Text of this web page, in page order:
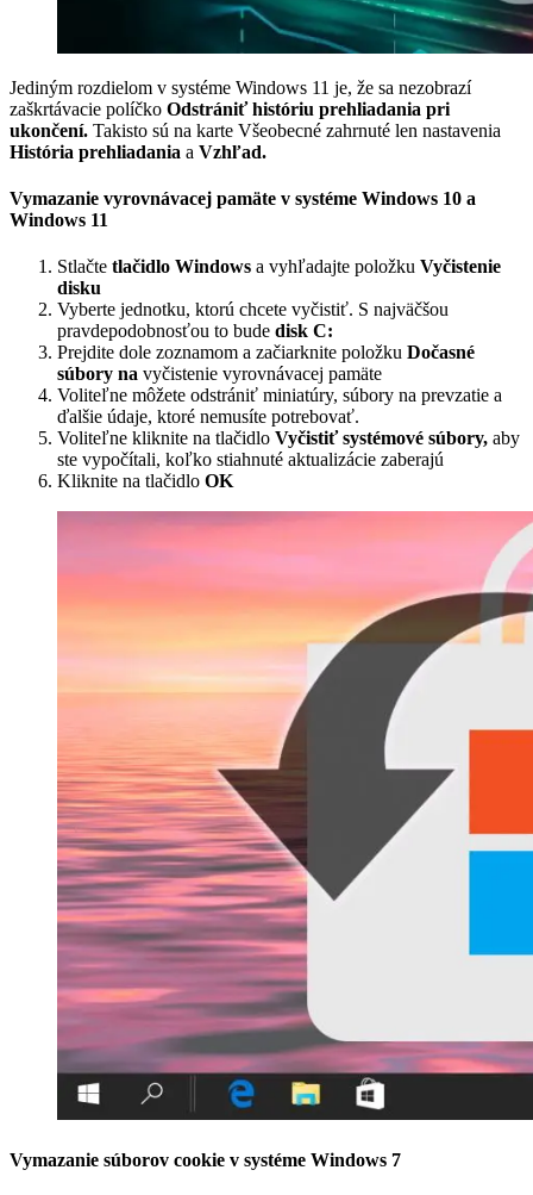
Jediným rozdielom v systéme Windows 11 je, že sa nezobrazí
zaškrtávacie políčko Odstrániť históriu prehliadania pri
ukončení. Takisto sú na karte Všeobecné zahrnuté len nastavenia
História prehliadania a Vzhľad.
Vymazanie vyrovnávacej pamäte v systéme Windows 10 a
Windows 11
Stlačte tlačidlo Windows a vyhľadajte položku Vyčistenie
disku
Vyberte jednotku, ktorú chcete vyčistiť. S najväčšou
pravdepodobnosťou to bude disk C:
Prejdite dole zoznamom a začiarknite položku Dočasné
súbory na vyčistenie vyrovnávacej pamäte
Voliteľne môžete odstrániť miniatúry, súbory na prevzatie a
ďalšie údaje, ktoré nemusíte potrebovať.
Voliteľne kliknite na tlačidlo Vyčistiť systémové súbory, aby
ste vypočítali, koľko stiahnuté aktualizácie zaberajú
Kliknite na tlačidlo OK
Vymazanie súborov cookie v systéme Windows 7